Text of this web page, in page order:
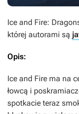
Ice and Fire:
której autorami są
Opis:
Ice and Fire ma na
łowcą i
spotkacie teraz